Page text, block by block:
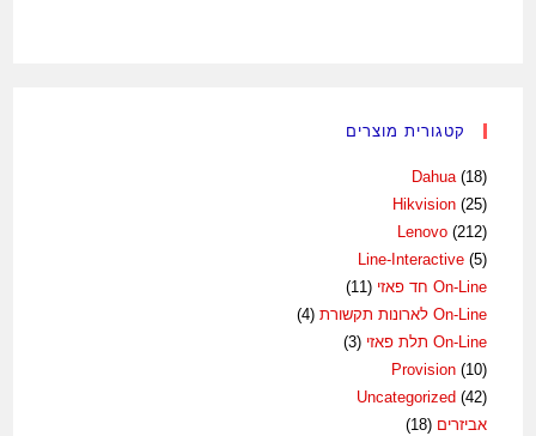
קטגורית מוצרים
Dahua (18)
Hikvision (25)
Lenovo (212)
Line-Interactive (5)
On-Line חד פאזי
(11)
On-Line לארונות תקשורת
(4)
On-Line תלת פאזי
(3)
Provision (10)
Uncategorized (42)
אביזרים (18)